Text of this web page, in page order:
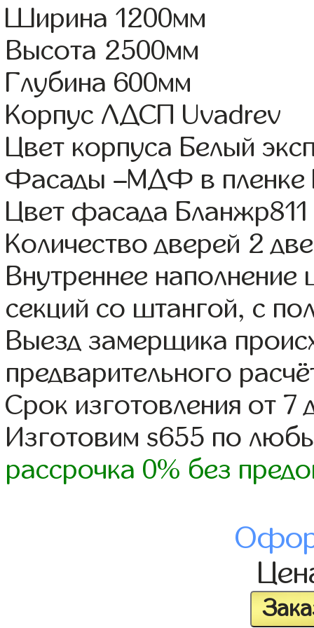
Ширина 1200мм
Высота 2500мм
Глубина 600мм
Корпус ЛДСП Uvadrev
Цвет корпуса Белый
Фасады –МДФ в пленке
Цвет фасада Бланжр811
Количество дверей 2
Внутреннее
секций со штангой, с
Выезд замерщика
предварительного
Срок изготовления от 7
Изготовим s655 по
рассрочка 0% без